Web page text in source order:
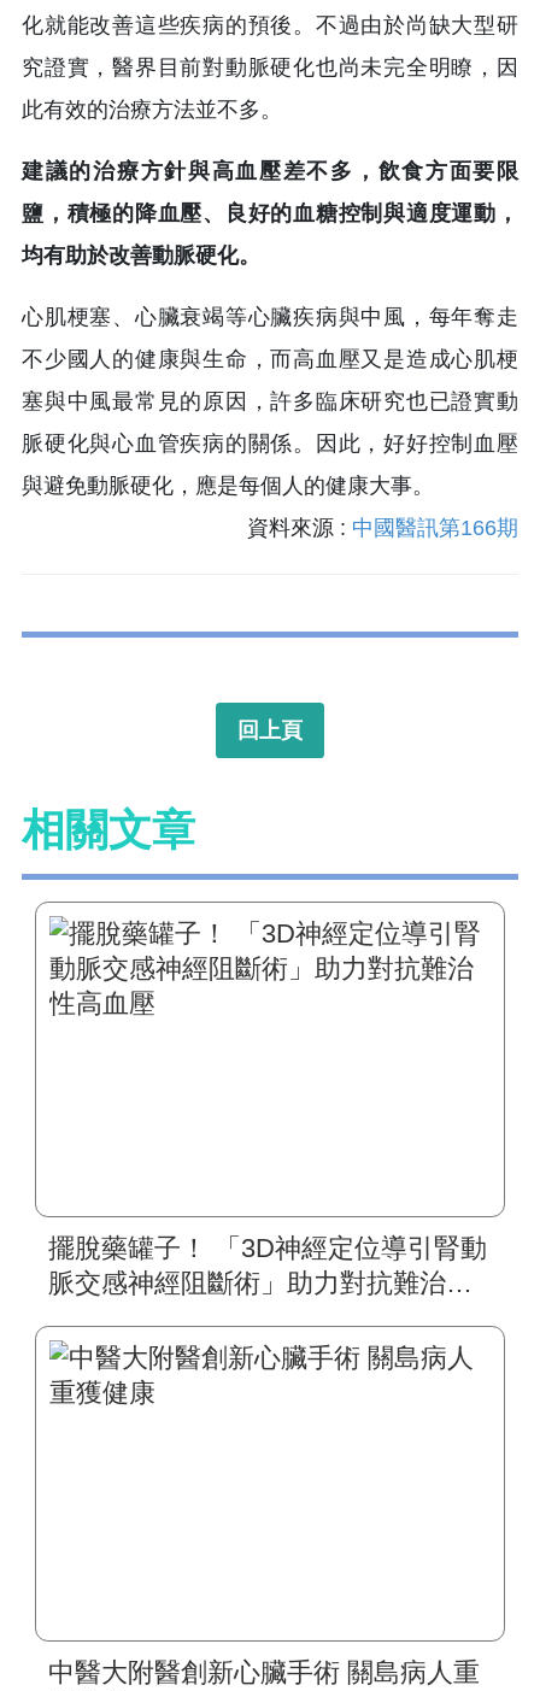
化就能改善這些疾病的預後。不過由於尚缺大型研
究證實，醫界目前對動脈硬化也尚未完全明瞭，因
此有效的治療方法並不多。
建議的治療方針與高血壓差不多，飲食方面要限
鹽，積極的降血壓、良好的血糖控制與適度運動，
均有助於改善動脈硬化。
心肌梗塞、心臟衰竭等心臟疾病與中風，每年奪走
不少國人的健康與生命，而高血壓又是造成心肌梗
塞與中風最常見的原因，許多臨床研究也已證實動
脈硬化與心血管疾病的關係。因此，好好控制血壓
與避免動脈硬化，應是每個人的健康大事。
資料來源 : 中國醫訊第166期
回上頁
相關文章
擺脫藥罐子！ 「3D神經定位導引腎動
脈交感神經阻斷術」助力對抗難治性
中醫大附醫創新心臟手術 關島病人重